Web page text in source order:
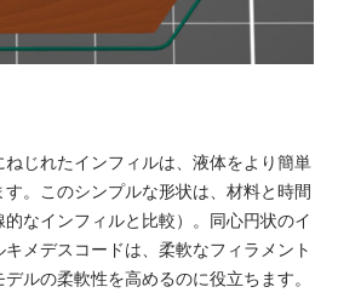
じれたインフィルは、液体をより簡単
。このシンプルな形状は、材料と時間
なインフィルと比較）。同心円状のイ
メデスコードは、柔軟なフィラメント
ルの柔軟性を高めるのに役立ちます。